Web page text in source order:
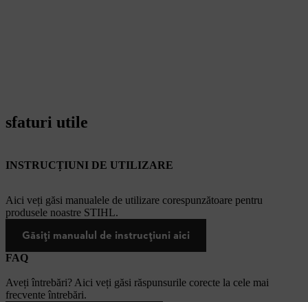
sfaturi utile
INSTRUCȚIUNI DE UTILIZARE
Aici veți găsi manualele de utilizare corespunzătoare pentru
produsele noastre STIHL.
Găsiți manualul de instrucțiuni aici
FAQ
Aveți întrebări? Aici veți găsi răspunsurile corecte la cele mai
frecvente întrebări.